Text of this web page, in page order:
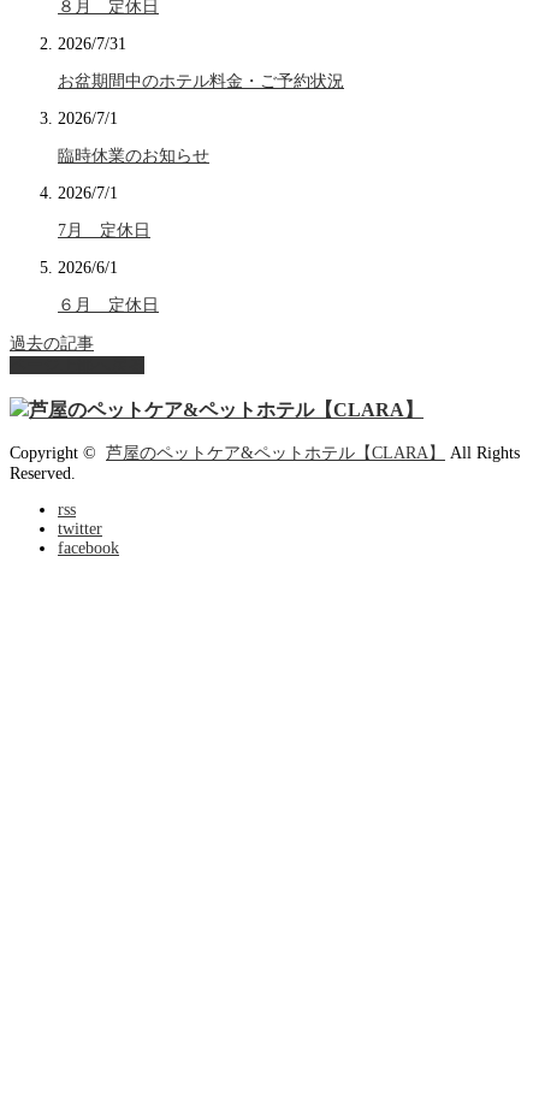
８月 定休日
2026/7/31
お盆期間中のホテル料金・ご予約状況
2026/7/1
臨時休業のお知らせ
2026/7/1
7月 定休日
2026/6/1
６月 定休日
過去の記事
Copyright © 芦屋のペットケア&ペットホテル【CLARA】
All Rights
Reserved.
rss
twitter
facebook